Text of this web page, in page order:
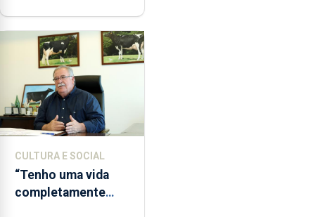
CULTURA E SOCIAL
“Tenho uma vida
completamente